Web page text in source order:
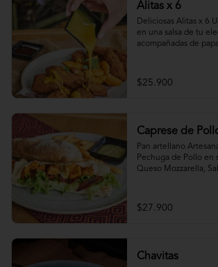
Alitas x 6
Deliciosas Alitas x 6
en una salsa de tu
acompañadas de
$25.900
Caprese de
Pan artellano
Pechuga de Pollo en
Queso Mozzarella,
$27.900
Chavitas